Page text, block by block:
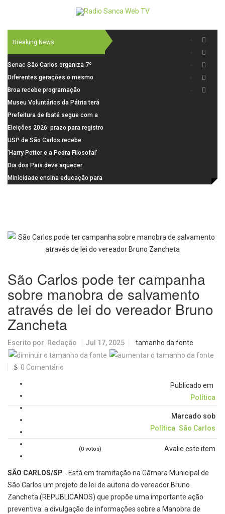
Breaking News
Senac São Carlos organiza 7º
Fórum Internacional Senac de
Educadores com debates sobre
pensamento crítico, leitura e
diversidade
Diferentes gerações o mesmo
amor: pais do Saae contam como
a paternidade transformou suas
histórias
Broa recebe programação
esportiva com corrida, vela e
demonstração de paramotor
Museu Voluntários da Pátria terá
horário especial nesta segunda-
feira (10)
Prefeitura de Ibaté segue com a
Campanha do Agasalho segue
durante o mês de agosto
Eleições 2026: prazo para registro
de candidaturas acaba em 15 de
agosto
USP de São Carlos recebe
visitantes para apresentar cursos
e laboratórios do IFSC
'Harry Potter e a Pedra Filosofal'
volta aos cinemas com conteúdo
especial de bastidores
Dia dos Pais deve aquecer
comércio de São Carlos com
Minicidade ensina educação para
São Carlos pode ter campanha
sobre manobra de salvamento
através de lei do vereador Bruno
Zancheta
Escrito por Redação Jul 17, 2025 tamanho da fonte
0 Comentário
Publicado em
Política
Marcado sob
Política São Carlos
Avalie este item
(0 votos)
SÃO CARLOS/SP - Está em tramitação na Câmara Municipal de
São Carlos um projeto de lei de autoria do vereador Bruno
Zancheta (REPUBLICANOS) que propõe uma importante ação
preventiva: a divulgação de informações sobre a Manobra de